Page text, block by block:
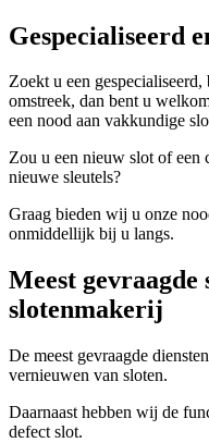
Gespecialiseerd
Zoekt u een
omstreek, dan bent u
een nood aan vakkundige
Zou u een nieuw slot of een
nieuwe sleutels?
Graag bieden wij u onze
onmiddellijk bij u langs.
Meest gevraagde
slotenmakerij
De meest gevraagde
vernieuwen van sloten.
Daarnaast hebben wij de
defect slot.